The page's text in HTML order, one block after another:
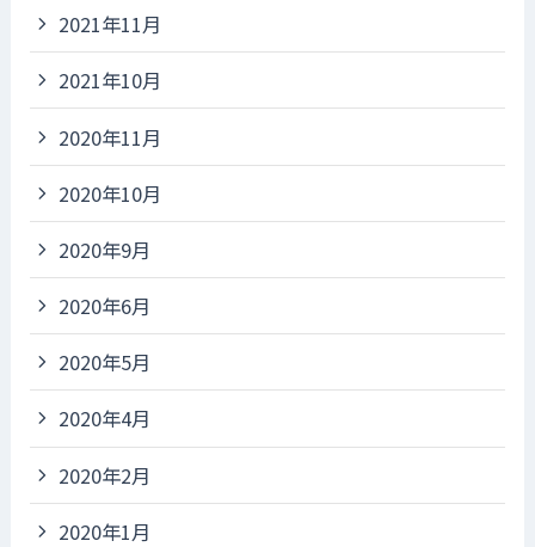
2021年11月
2021年10月
2020年11月
2020年10月
2020年9月
2020年6月
2020年5月
2020年4月
2020年2月
2020年1月